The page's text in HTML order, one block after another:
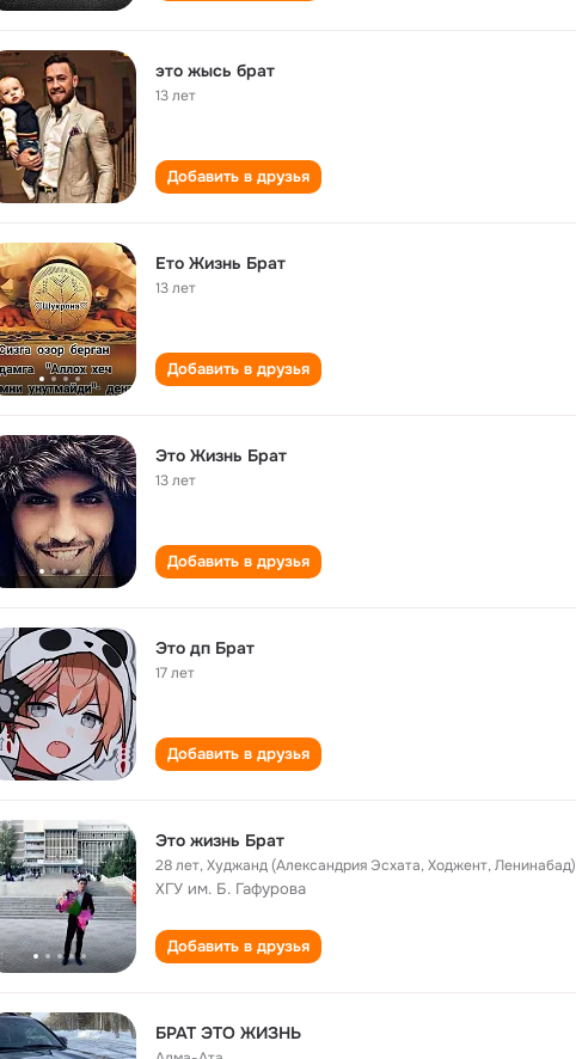
это жысь брат
13 лет
Добавить в друзья
Ето Жизнь Брат
13 лет
Добавить в друзья
Это Жизнь Брат
13 лет
Добавить в друзья
Это дп Брат
17 лет
Добавить в друзья
Это жизнь Брат
28 лет,Худжанд (Александрия Эсхата, Ходжент, Ленинабад)
ХГУ им. Б. Гафурова
Добавить в друзья
БРАТ ЭТО ЖИЗНЬ